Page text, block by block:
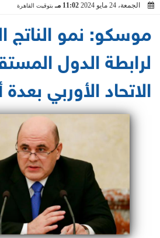
الجمعة، 24 مايو 2024
11:02 مـ بتوقيت القاهرة
موسكو: نمو الناتج
لرابطة الدول
الاتحاد الأوربي